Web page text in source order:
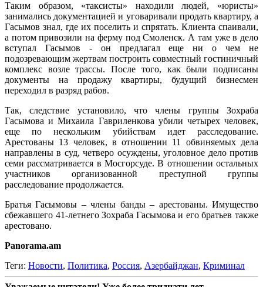
Таким образом, «таксисты» находили людей, «юристы»
занимались документацией и уговаривали продать квартиру, а
Гасымов знал, где их поселить и спрятать. Клиента спаивали,
а потом привозили на ферму под Смоленск. А там уже в дело
вступал Гасымов - он предлагал еще ни о чем не
подозревающим жертвам построить совместный гостиничный
комплекс возле трассы. После того, как были подписаны
документы на продажу квартиры, будущий бизнесмен
переходил в разряд рабов.
Так, следствие установило, что члены группы Зохраба
Гасымова и Михаила Гавриленкова убили четырех человек,
еще по нескольким убийствам идет расследование.
Арестованы 13 человек, в отношении 11 обвиняемых дела
направлены в суд, четверо осуждены, уголовное дело против
семи рассматривается в Мосгорсуде. В отношении остальных
участников организованной преступной группы
расследование продолжается.
Братья Гасымовы – члены банды – арестованы. Имущество
сбежавшего 41-летнего Зохраба Гасымова и его братьев также
арестовано.
Panorama.am
Теги: Новости, Политика, Россия, Азербайджан, Криминал